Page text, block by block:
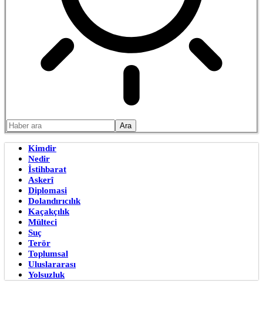
Kimdir
Nedir
İstihbarat
Askerî
Diplomasi
Dolandırıcılık
Kaçakçılık
Mülteci
Suç
Terör
Toplumsal
Uluslararası
Yolsuzluk